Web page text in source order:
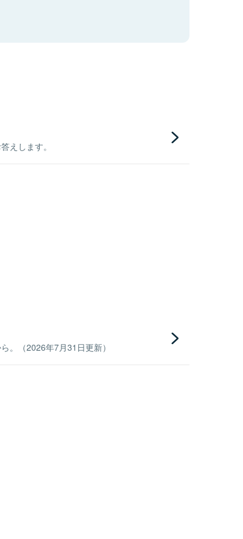
えします。
。（2026年7月31日更新）